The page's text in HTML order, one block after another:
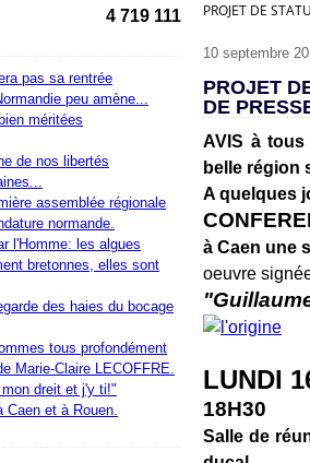
4 719 111
pas sa rentrée
peu amène...
méritées
de nos libertés
assemblée régionale
normande.
l'Homme: les algues
bretonnes, elles sont
des haies du bocage
tous profondément
Marie-Claire LECOFFRE.
dreit et j'y ti!"
Caen et à Rouen.
PROJET DE
10 septembre
PROJET
DE
AVIS à
belle région
A quelques
à Caen une
oeuvre
LUNDI
18H30
Salle de